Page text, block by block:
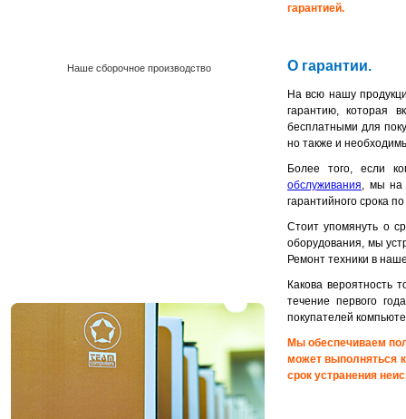
Наше сборочное производство
гарантией.
О гарантии.
На всю нашу
гарантию, которая
бесплатными для
но также и
Более того, если
обслуживания, мы на
гарантийного срока
Стоит упомянуть о
оборудования, мы
Ремонт техники в
Какова вероятность
течение первого
покупателей
Мы обеспечиваем
может выполняться
срок устранения